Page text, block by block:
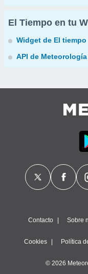
El Tiempo en tu
Widget de El tiempo
API de Meteorología
Contacto Sobre
Cookies Política
© 2026